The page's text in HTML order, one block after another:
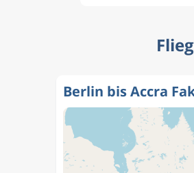
Berlin bis Accra